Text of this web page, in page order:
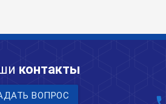
контакты
ВОПРОС